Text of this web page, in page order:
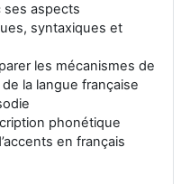
ses aspects
syntaxiques et
les mécanismes de
la langue française
phonétique
en français